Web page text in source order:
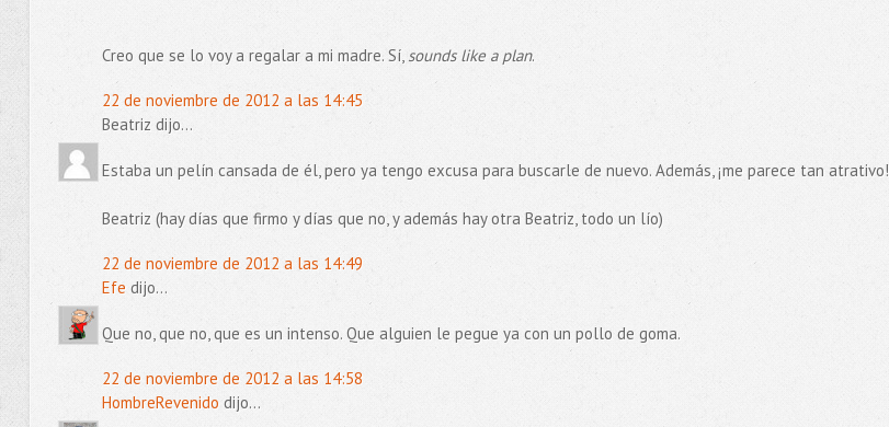
Creo que se lo voy a regalar a mi madre. Sí, sounds like a plan.
22 de noviembre de 2012 a las 14:45
Beatriz dijo...
Estaba un pelín cansada de él, pero ya tengo excusa para buscarle de nuevo. Además, ¡me parece tan atrativo!
Beatriz (hay días que firmo y días que no, y además hay otra Beatriz, todo un lío)
22 de noviembre de 2012 a las 14:49
Efe dijo...
Que no, que no, que es un intenso. Que alguien le pegue ya con un pollo de goma.
22 de noviembre de 2012 a las 14:58
HombreRevenido dijo...